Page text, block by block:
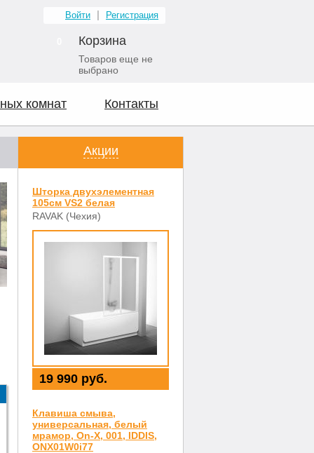
Войти Регистрация
Корзина
Товаров еще не
выбрано
комнат Контакты
Акции
Шторка двухэлементная
105см VS2 белая
RAVAK (Чехия)
19 990 руб.
Клавиша смыва,
универсальная, белый
мрамор, On-X, 001, IDDIS,
ONX01W0i77